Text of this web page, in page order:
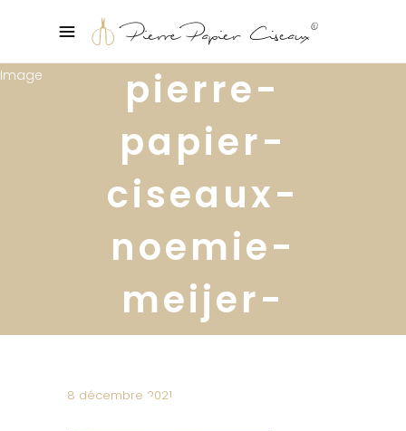
pierre-
papier-
ciseaux-
noemie-
meijer-
console-
colle-
8 décembre 2021